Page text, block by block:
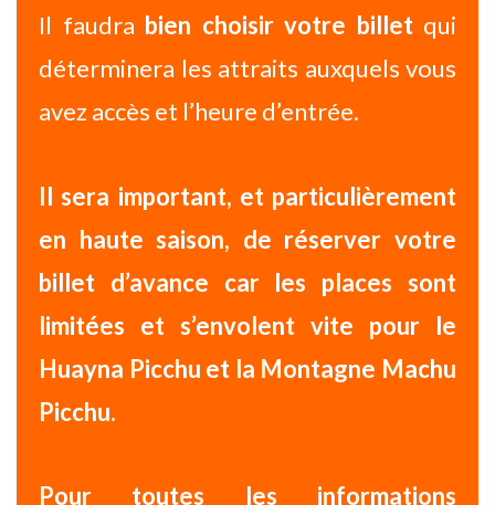
Il faudra bien choisir votre billetqui
déterminera les attraits auxquels vous
avez accès et l’heure d’entrée.
Il sera important, et particulièrement
en haute saison, de réserver votre
billet d’avance car les places sont
limitées et s’envolent vite pour le
Huayna Picchu et la Montagne Machu
Picchu.
Pour toutes les informations